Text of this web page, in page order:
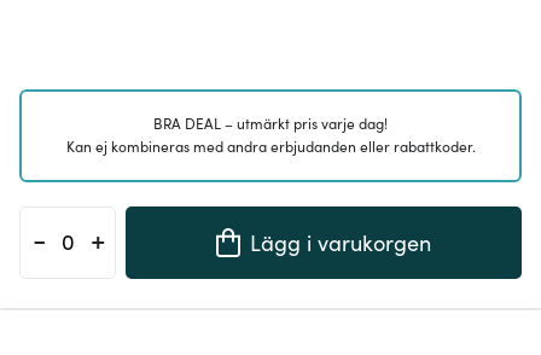
BRA DEAL – utmärkt pris varje dag!
Kan ej kombineras med andra erbjudanden eller rabattkoder.
- + Lägg i varukorgen